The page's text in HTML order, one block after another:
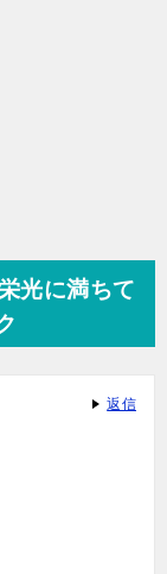
光に満ちて
返信